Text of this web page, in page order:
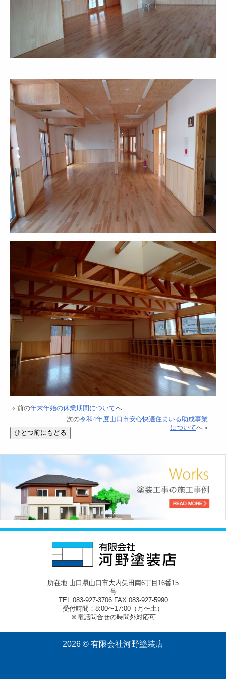
« 前の年末年始の休業期間についてへ
次の令和4年度山口市安心快適住まいる助成事業
についてへ »
所在地 山口県山口市大内矢田南6丁目16番15
号
TEL.083-927-3706 FAX.083-927-5990
受付時間：8:00〜17:00（月〜土）
※電話問合せの時間外対応可
2026 © 有限会社河野塗装店